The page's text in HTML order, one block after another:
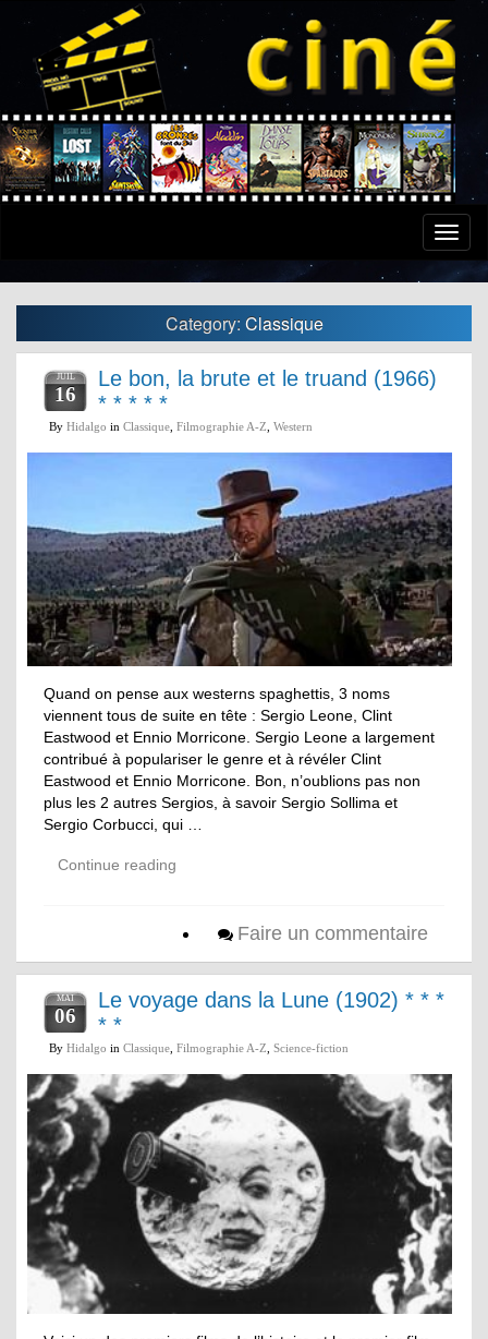
Toggle
Category: Classique
JUIL
16
Le bon, la brute et le truand (1966)
* * * * *
By Hidalgo in Classique Filmographie A-Z Western
Quand on pense aux westerns spaghettis, 3 noms
viennent tous de suite en tête : Sergio Leone, Clint
Eastwood et Ennio Morricone. Sergio Leone a largement
contribué à populariser le genre et à révéler Clint
Eastwood et Ennio Morricone. Bon, n’oublions pas non
plus les 2 autres Sergios, à savoir Sergio Sollima et
Sergio Corbucci, qui …
Continue reading
Faire un commentaire
MAI
06
Le voyage dans la Lune (1902) * * *
* *
By Hidalgo in Classique Filmographie A-Z Science-fiction